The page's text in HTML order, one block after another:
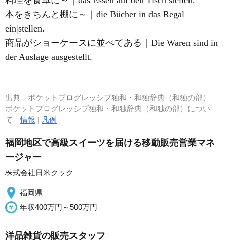
本をきちんと棚に～｜die Bücher in das Regal
ein|stellen.
商品がショーケースに並べてある｜Die Waren sind in
der Auslage ausgestellt.
出典 ポケットプログレッシブ独和・和独辞典（和独の部）
ポケットプログレッシブ独和・和独辞典（和独の部）につい
て情報 | 凡例
福岡地区で高級スイーツを届ける移動販売営業マネ
ージャー
株式会社日米クック
福岡県
年収400万円～500万円
洋品雑貨の販売スタッフ